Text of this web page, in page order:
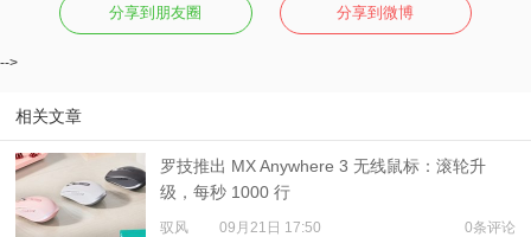
分享到朋友圈 分享到微博
-->
相关文章
罗技推出 MX Anywhere 3 无线鼠标：滚轮升
级，每秒 1000 行
驭风 09月21日 17:50 0条评论